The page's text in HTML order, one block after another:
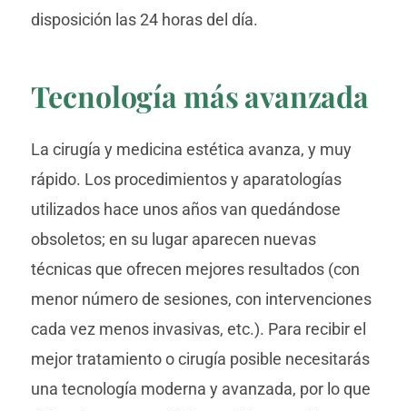
disposición las 24 horas del día.
Tecnología más avanzada
La cirugía y medicina estética avanza, y muy
rápido. Los procedimientos y aparatologías
utilizados hace unos años van quedándose
obsoletos; en su lugar aparecen nuevas
técnicas que ofrecen mejores resultados (con
menor número de sesiones, con intervenciones
cada vez menos invasivas, etc.). Para recibir el
mejor tratamiento o cirugía posible necesitarás
una tecnología moderna y avanzada, por lo que